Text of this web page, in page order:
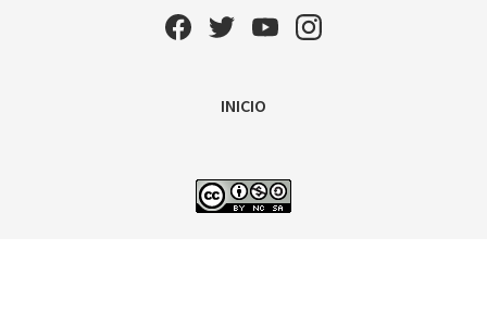
INICIO